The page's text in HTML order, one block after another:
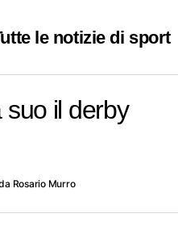
il derby
Rosario Murro